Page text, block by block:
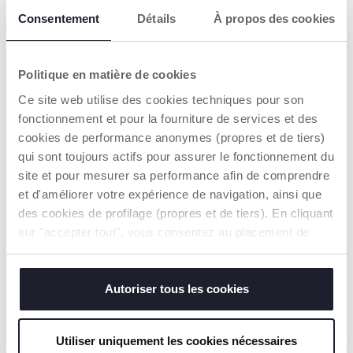
Consentement Détails À propos des cookies
Politique en matière de cookies
Ce site web utilise des cookies techniques pour son
fonctionnement et pour la fourniture de services et des
cookies de performance anonymes (propres et de tiers)
qui sont toujours actifs pour assurer le fonctionnement du
site et pour mesurer sa performance afin de comprendre
et d'améliorer votre expérience de navigation, ainsi que
des cookies de profilage (propres et de tiers). En cliquant
sur "accepter tout", vous consentez au placement de
tous les cookies. Si vous souhaitez en savoir plus ou
modifier ou révoquer le consentement de tous les
cookies ou de certains d'entre eux, cliquez sur "afficher
les détails". En fermant cette bannière, vous consentez à
sont indispensables pour profiter du service demandé.
Autoriser tous les cookies
Utiliser uniquement les cookies nécessaires
+ KLEUREN
Zachte Teddybeer
TOEVOEGEN
SPEENDOEK KONIJN
2=3 2=3